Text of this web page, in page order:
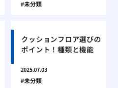
未分類
クッションフロア選びの
ポイント！種類と機能
2025.07.03
未分類